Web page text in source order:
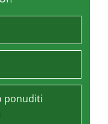
ponuditi